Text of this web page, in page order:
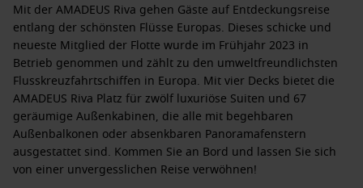
Mit der AMADEUS Riva gehen Gäste auf Entdeckungsreise
entlang der schönsten Flüsse Europas. Dieses schicke und
neueste Mitglied der Flotte wurde im Frühjahr 2023 in
Betrieb genommen und zählt zu den umweltfreundlichsten
Flusskreuzfahrtschiffen in Europa. Mit vier Decks bietet die
AMADEUS Riva Platz für zwölf luxuriöse Suiten und 67
geräumige Außenkabinen, die alle mit begehbaren
Außenbalkonen oder absenkbaren Panoramafenstern
ausgestattet sind. Kommen Sie an Bord und lassen Sie sich
von einer unvergesslichen Reise verwöhnen!